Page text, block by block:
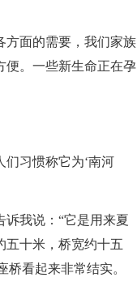
面的需要，我们家族
便。一些新生命正在孕
习惯称它为‘南河
我说：“它是用来夏
五十米，桥宽约十五
看起来非常结实。